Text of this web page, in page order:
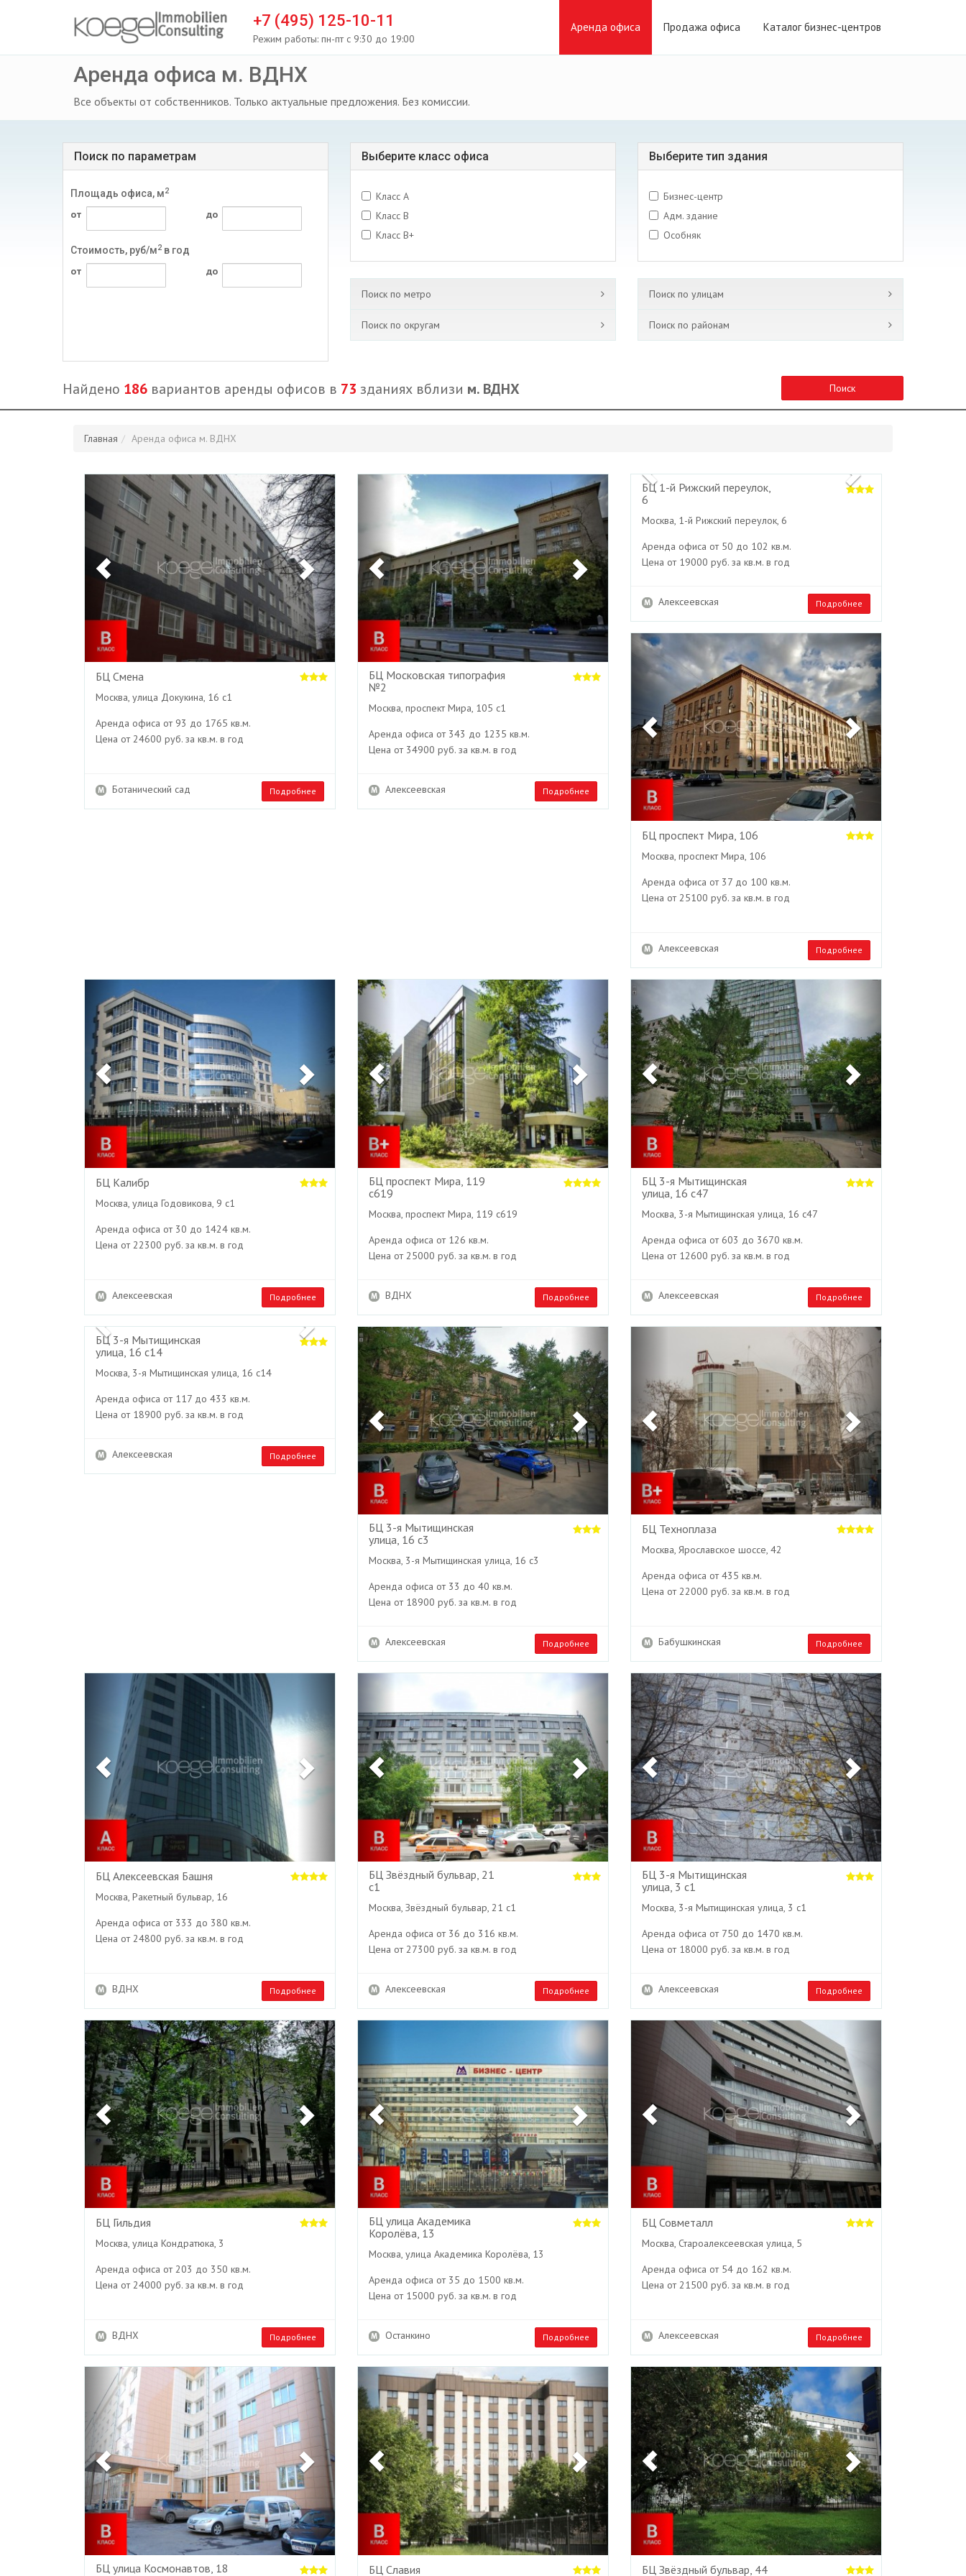
+7 (495) 125-10-11
Режим работы: пн-пт с 9:30 до 19:00
Аренда офиса Продажа офиса Каталог бизнес-центров
Аренда офиса м. ВДНХ
Все объекты от собственников. Только актуальные предложения. Без комиссии.
Поиск по параметрам
Площадь офиса, м2
от до
Стоимость, руб/м2 в год
от до
Выберите класс офиса
Класс A
Класс B
Класс B+
Поиск по метро
Поиск по округам
Выберите тип здания
Бизнес-центр
Адм. здание
Особняк
Поиск по улицам
Поиск по районам
Найдено 186 вариантов аренды офисов в 73 зданиях вблизи м. ВДНХ Поиск
Главная Аренда офиса м. ВДНХ
Previous Next
БЦ Смена
Москва, улица Докукина, 16 с1
Аренда офиса от 93 до 1765 кв.м.
Цена от 24600 руб. за кв.м. в год
Ботанический сад Подробнее
Previous Next
БЦ Московская типография
№2
Москва, проспект Мира, 105 с1
Аренда офиса от 343 до 1235 кв.м.
Цена от 34900 руб. за кв.м. в год
Алексеевская Подробнее
Previous Next
БЦ 1-й Рижский переулок,
6
Москва, 1-й Рижский переулок, 6
Аренда офиса от 50 до 102 кв.м.
Цена от 19000 руб. за кв.м. в год
Алексеевская Подробнее
Previous Next
БЦ проспект Мира, 106
Москва, проспект Мира, 106
Аренда офиса от 37 до 100 кв.м.
Цена от 25100 руб. за кв.м. в год
Алексеевская Подробнее
Previous
БЦ Калибр
Москва, улица Годовикова, 9 с1
Аренда офиса от 30 до 1424 кв.м.
Цена от 22300 руб. за кв.м. в год
Алексеевская Подробнее
Previous
БЦ проспект Мира, 119
с619
Москва, проспект Мира, 119 с619
Аренда офиса от 126 кв.м.
Цена от 25000 руб. за кв.м. в год
ВДНХ Подробнее
БЦ 3-я Мытищинская
улица, 16 с47
Москва, 3-я Мытищинская улица, 16 с47
Аренда офиса от 603 до 3670 кв.м.
Цена от 12600 руб. за кв.м. в год
Алексеевская Подробнее
Previous Next
БЦ 3-я Мытищинская
улица, 16 с14
Москва, 3-я Мытищинская улица, 16 с14
Аренда офиса от 117 до 433 кв.м.
Цена от 18900 руб. за кв.м. в год
Алексеевская Подробнее
Previous Next
БЦ 3-я Мытищинская
улица, 16 с3
Москва, 3-я Мытищинская улица, 16 с3
Аренда офиса от 33 до 40 кв.м.
Цена от 18900 руб. за кв.м. в год
Алексеевская Подробнее
Next
БЦ Техноплаза
Москва, Ярославское шоссе, 42
Аренда офиса от 435 кв.м.
Цена от 22000 руб. за кв.м. в год
Бабушкинская Подробнее
Previous
БЦ Алексеевская Башня
Москва, Ракетный бульвар, 16
Аренда офиса от 333 до 380 кв.м.
Цена от 24800 руб. за кв.м. в год
ВДНХ Подробнее
Next
БЦ Звёздный бульвар, 21
с1
Москва, Звёздный бульвар, 21 с1
Аренда офиса от 36 до 316 кв.м.
Цена от 27300 руб. за кв.м. в год
Алексеевская Подробнее
Previous Next
БЦ 3-я Мытищинская
улица, 3 с1
Москва, 3-я Мытищинская улица, 3 с1
Аренда офиса от 750 до 1470 кв.м.
Цена от 18000 руб. за кв.м. в год
Алексеевская Подробнее
Previous Next
БЦ Гильдия
Москва, улица Кондратюка, 3
Аренда офиса от 203 до 350 кв.м.
Цена от 24000 руб. за кв.м. в год
ВДНХ Подробнее
Next
БЦ улица Академика
Королёва, 13
Москва, улица Академика Королёва, 13
Аренда офиса от 35 до 1500 кв.м.
Цена от 15000 руб. за кв.м. в год
Останкино Подробнее
Previous
БЦ Совметалл
Москва, Староалексеевская улица, 5
Аренда офиса от 54 до 162 кв.м.
Цена от 21500 руб. за кв.м. в год
Алексеевская Подробнее
Previous Next
БЦ улица Космонавтов, 18
Previous
БЦ Славия
Previous Next
БЦ Звёздный бульвар, 44